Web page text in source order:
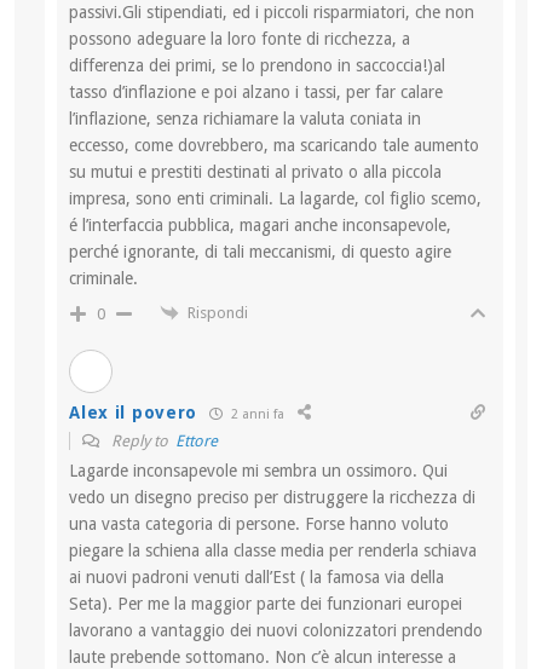
passivi.Gli stipendiati, ed i piccoli risparmiatori, che non
possono adeguare la loro fonte di ricchezza, a
differenza dei primi, se lo prendono in saccoccia!)al
tasso d’inflazione e poi alzano i tassi, per far calare
l’inflazione, senza richiamare la valuta coniata in
eccesso, come dovrebbero, ma scaricando tale aumento
su mutui e prestiti destinati al privato o alla piccola
impresa, sono enti criminali. La lagarde, col figlio scemo,
é l’interfaccia pubblica, magari anche inconsapevole,
perché ignorante, di tali meccanismi, di questo agire
criminale.
0 Rispondi
Alex il povero 2 anni fa
Reply to Ettore
Lagarde inconsapevole mi sembra un ossimoro. Qui
vedo un disegno preciso per distruggere la ricchezza di
una vasta categoria di persone. Forse hanno voluto
piegare la schiena alla classe media per renderla schiava
ai nuovi padroni venuti dall’Est ( la famosa via della
Seta). Per me la maggior parte dei funzionari europei
lavorano a vantaggio dei nuovi colonizzatori prendendo
laute prebende sottomano. Non c’è alcun interesse a